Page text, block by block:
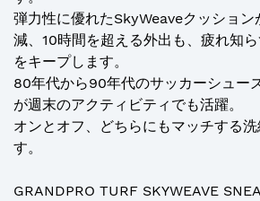
弾力性に優れたSkyWeaveクッション
減、10時間を超える外出も、疲れ知
をキープします。
80年代から90年代のサッカーシュー
が週末のアクティビティでも活躍。
オンとオフ、どちらにもマッチする
す。
GRANDPRO TURF SKYWEAVE